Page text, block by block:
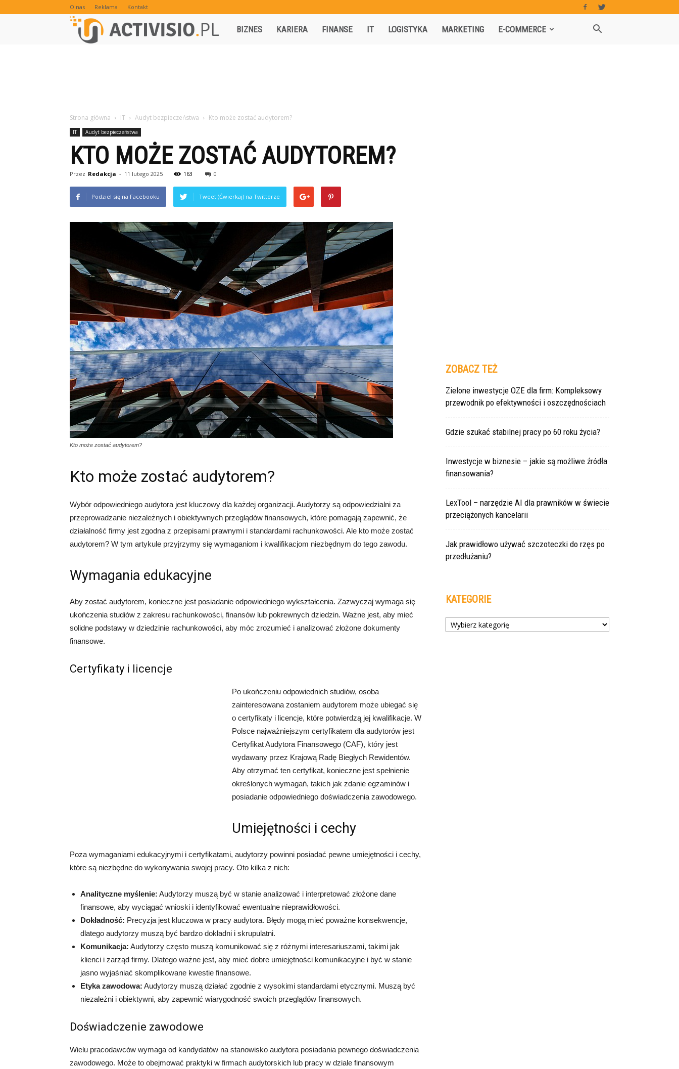
O nas Reklama Kontakt
Activisio.pl
BIZNES KARIERA FINANSE IT LOGISTYKA MARKETING E-COMMERCE
Strona główna IT Audyt bezpieczeństwa Kto może zostać audytorem?
IT Audyt bezpieczeństwa
KTO MOŻE ZOSTAĆ AUDYTOREM?
Przez Redakcja - 11 lutego 2025 163 0
Podziel się na Facebooku Tweet (Ćwierkaj) na Twitterze
Kto może zostać audytorem?
Kto może zostać audytorem?
Wybór odpowiedniego audytora jest kluczowy dla każdej organizacji. Audytorzy są odpowiedzialni za
przeprowadzanie niezależnych i obiektywnych przeglądów finansowych, które pomagają zapewnić, że
działalność firmy jest zgodna z przepisami prawnymi i standardami rachunkowości. Ale kto może zostać
audytorem? W tym artykule przyjrzymy się wymaganiom i kwalifikacjom niezbędnym do tego zawodu.
Wymagania edukacyjne
Aby zostać audytorem, konieczne jest posiadanie odpowiedniego wykształcenia. Zazwyczaj wymaga się
ukończenia studiów z zakresu rachunkowości, finansów lub pokrewnych dziedzin. Ważne jest, aby mieć
solidne podstawy w dziedzinie rachunkowości, aby móc zrozumieć i analizować złożone dokumenty
finansowe.
Certyfikaty i licencje
Po ukończeniu odpowiednich studiów, osoba
zainteresowana zostaniem audytorem może ubiegać się
o certyfikaty i licencje, które potwierdzą jej kwalifikacje. W
Polsce najważniejszym certyfikatem dla audytorów jest
Certyfikat Audytora Finansowego (CAF), który jest
wydawany przez Krajową Radę Biegłych Rewidentów.
Aby otrzymać ten certyfikat, konieczne jest spełnienie
określonych wymagań, takich jak zdanie egzaminów i
posiadanie odpowiedniego doświadczenia zawodowego.
Umiejętności i cechy
Poza wymaganiami edukacyjnymi i certyfikatami, audytorzy powinni posiadać pewne umiejętności i cechy,
które są niezbędne do wykonywania swojej pracy. Oto kilka z nich:
Analityczne myślenie: Audytorzy muszą być w stanie analizować i interpretować złożone dane
finansowe, aby wyciągać wnioski i identyfikować ewentualne nieprawidłowości.
Dokładność: Precyzja jest kluczowa w pracy audytora. Błędy mogą mieć poważne konsekwencje,
dlatego audytorzy muszą być bardzo dokładni i skrupulatni.
Komunikacja: Audytorzy często muszą komunikować się z różnymi interesariuszami, takimi jak
klienci i zarząd firmy. Dlatego ważne jest, aby mieć dobre umiejętności komunikacyjne i być w stanie
jasno wyjaśniać skomplikowane kwestie finansowe.
Etyka zawodowa: Audytorzy muszą działać zgodnie z wysokimi standardami etycznymi. Muszą być
niezależni i obiektywni, aby zapewnić wiarygodność swoich przeglądów finansowych.
Doświadczenie zawodowe
Wielu pracodawców wymaga od kandydatów na stanowisko audytora posiadania pewnego doświadczenia
zawodowego. Może to obejmować praktyki w firmach audytorskich lub pracy w dziale finansowym
ZOBACZ TEŻ
Zielone inwestycje OZE dla firm: Kompleksowy
przewodnik po efektywności i oszczędnościach
Gdzie szukać stabilnej pracy po 60 roku życia?
Inwestycje w biznesie – jakie są możliwe źródła
finansowania?
LexTool – narzędzie AI dla prawników w świecie
przeciążonych kancelarii
Jak prawidłowo używać szczoteczki do rzęs po
przedłużaniu?
KATEGORIE
Kategorie